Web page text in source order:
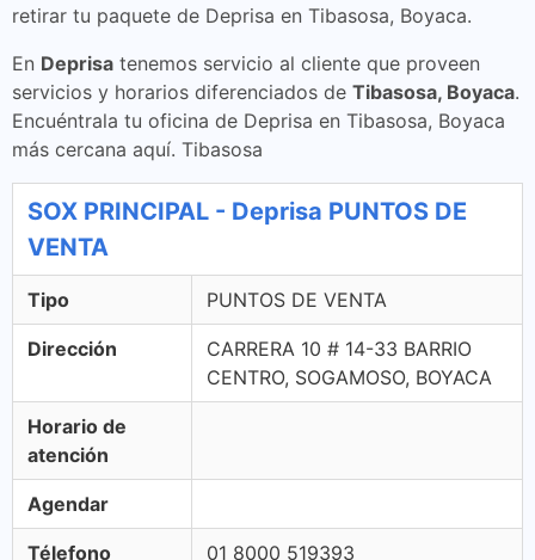
retirar tu paquete de Deprisa en Tibasosa, Boyaca.
En Deprisa tenemos servicio al cliente que proveen
servicios y horarios diferenciados de Tibasosa, Boyaca.
Encuéntrala tu oficina de Deprisa en Tibasosa, Boyaca
más cercana aquí. Tibasosa
SOX PRINCIPAL - Deprisa PUNTOS DE
VENTA
Tipo PUNTOS DE VENTA
Dirección
CARRERA 10 # 14-33 BARRIO
CENTRO, SOGAMOSO, BOYACA
Horario de
atención
Agendar
Télefono 01 8000 519393